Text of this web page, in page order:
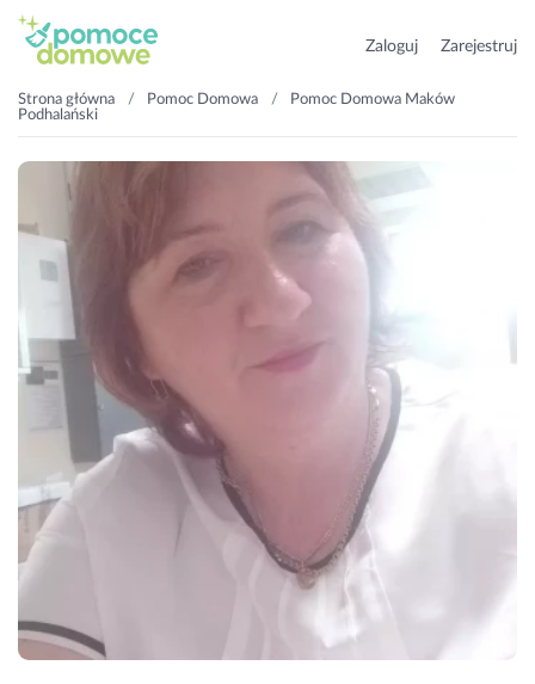
Zaloguj Zarejestruj
Strona główna Pomoc Domowa
Pomoc Domowa Maków
Podhalański